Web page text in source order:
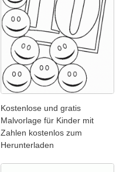
Kostenlose und gratis
Malvorlage für Kinder mit
Zahlen kostenlos zum
Herunterladen